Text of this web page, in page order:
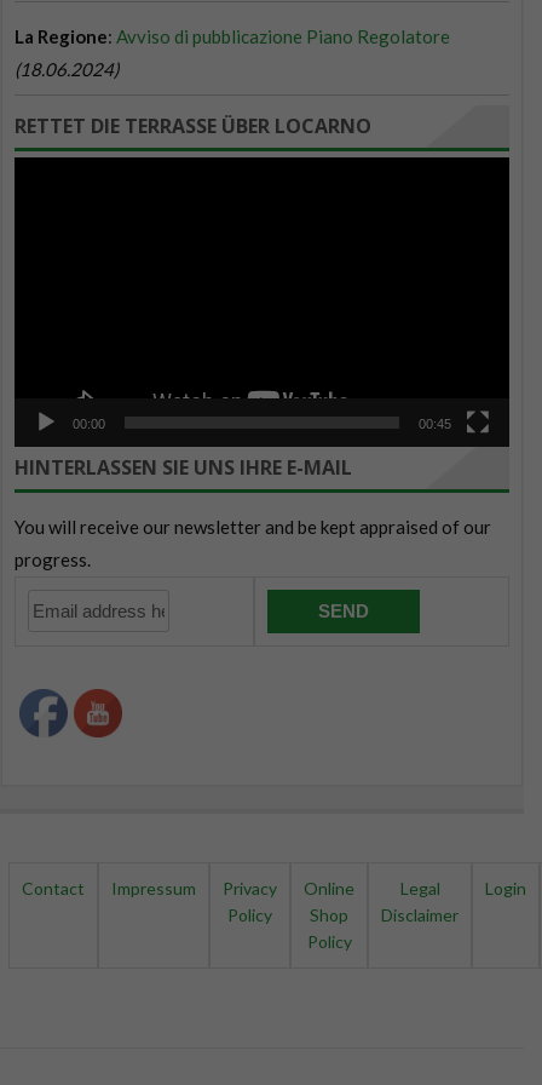
RETTET DIE TERRASSE ÜBER LOCARNO
00:00 00:45
HINTERLASSEN SIE UNS IHRE E-MAIL
Contact Impressum
Privacy
Policy
Online
Shop
Policy
Legal
Disclaimer
Login